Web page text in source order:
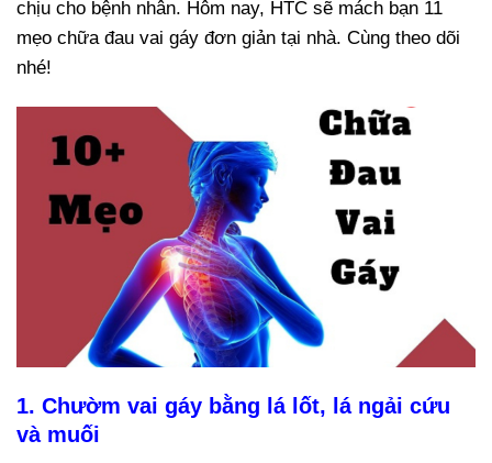
chịu cho bệnh nhân. Hôm nay, HTC sẽ mách bạn 11
mẹo chữa đau vai gáy đơn giản tại nhà. Cùng theo dõi
nhé!
1. Chườm vai gáy bằng lá lốt, lá ngải cứu
và muối